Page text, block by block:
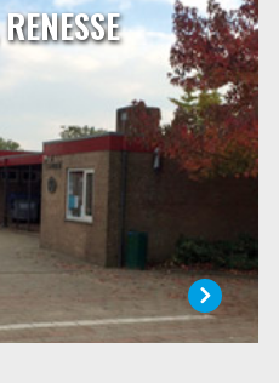
STAPELHOF, RENESSE
centrum van Renesse aan de
jaren werken wij steeds met
de 80 leerlingen. We gaan er
dit aantal er steeds met vier
gewerkt kan worden.
LEES MEER